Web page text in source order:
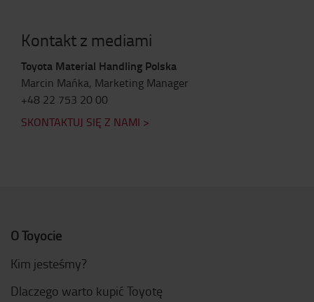
Kontakt z mediami
Toyota Material Handling Polska
Marcin Mańka, Marketing Manager
+48 22 753 20 00
SKONTAKTUJ SIĘ Z NAMI >
O Toyocie
Kim jesteśmy?
Dlaczego warto kupić Toyotę